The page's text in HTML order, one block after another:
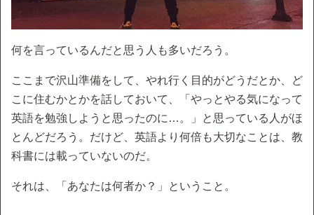
何を言っているんだと思う人も多いだろう。
ここまで沢山準備をして、やれ行く目的がどうだとか、ど
こに住むかとかを話しておいて、「やっとやる気になって
英語を勉強しようと思ったのに…。」と思っている人がほ
とんどだろう。だけど、英語より何倍も大切なことは、教
科書には載っていないのだ。
それは、「あなたは何者か？」ということ。